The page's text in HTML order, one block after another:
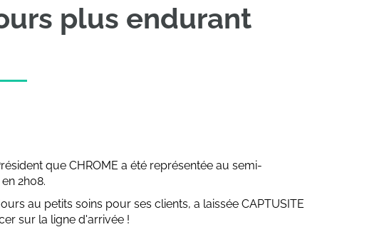
plus endurant
que CHROME a été représentée au semi-
2h08.
au petits soins pour ses clients, a laissée CAPTUSITE
sur la ligne d'arrivée !